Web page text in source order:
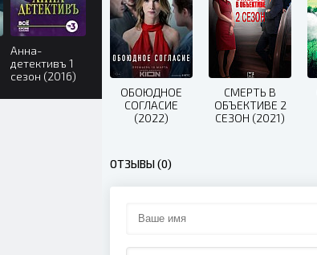
ОБОЮДНОЕ
СОГЛАСИЕ
(2022)
СМЕРТЬ В
ОБЪЕКТИВЕ 2
СЕЗОН (2021)
ОТЗЫВЫ (0)
Анна-
детективъ 1
сезон (2016)